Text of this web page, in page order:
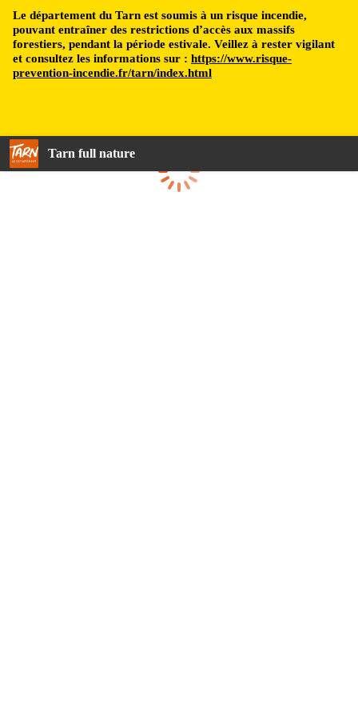
Le département du Tarn est soumis à un risque incendie,
pouvant entraîner des restrictions d’accès aux massifs
forestiers, pendant la période estivale. Veillez à rester vigilant
et consultez les informations sur : https://www.risque-
prevention-incendie.fr/tarn/index.html
Tarn full nature
Loading